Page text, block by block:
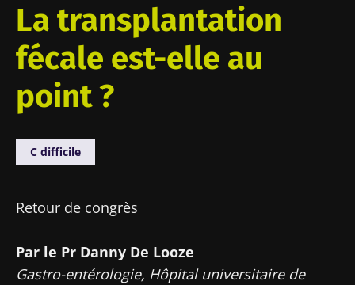
La transplantation
fécale est-elle au
point ?
C difficile
Retour de congrès
Par le Pr Danny De Looze
Gastro-entérologie, Hôpital universitaire de